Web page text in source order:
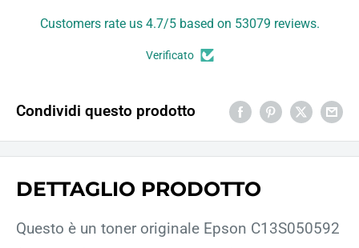
Customers rate us 4.7/5 based on 53079 reviews.
Verificato
Condividi questo prodotto
DETTAGLIO PRODOTTO
Questo è un toner originale Epson C13S050592